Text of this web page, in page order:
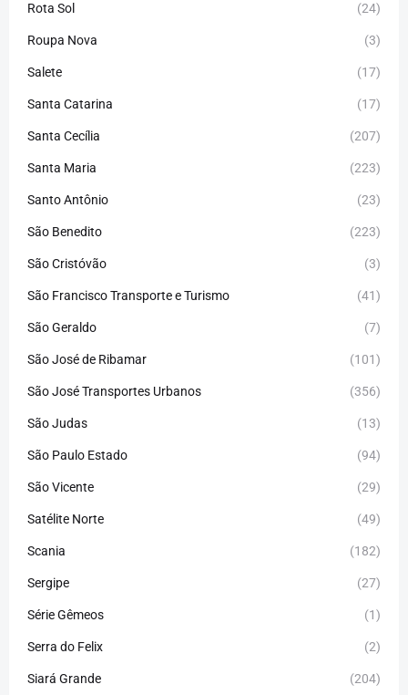
Rota Sol (24)
Roupa Nova (3)
Salete (17)
Santa Catarina (17)
Santa Cecília (207)
Santa Maria (223)
Santo Antônio (23)
São Benedito (223)
São Cristóvão (3)
São Francisco Transporte e Turismo (41)
São Geraldo (7)
São José de Ribamar (101)
São José Transportes Urbanos (356)
São Judas (13)
São Paulo Estado (94)
São Vicente (29)
Satélite Norte (49)
Scania (182)
Sergipe (27)
Série Gêmeos (1)
Serra do Felix (2)
Siará Grande (204)